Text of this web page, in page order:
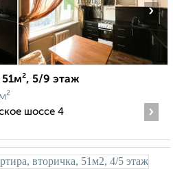
›
5/9 этаж
шоссе 4
›